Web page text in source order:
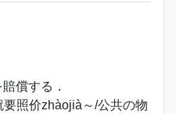
償する．
要照价zhàojià～/公共の物